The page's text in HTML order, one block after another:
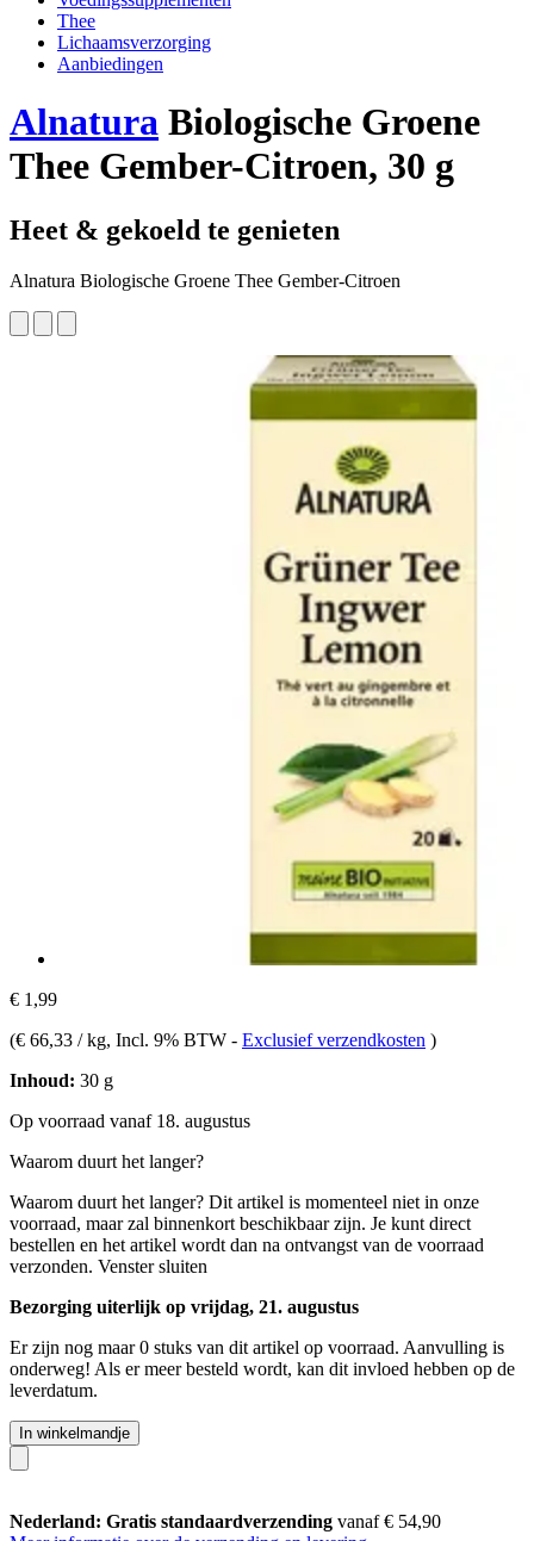
Thee
Lichaamsverzorging
Aanbiedingen
Alnatura Biologische Groene
Thee Gember-Citroen, 30 g
Heet & gekoeld te genieten
Alnatura Biologische Groene Thee Gember-Citroen
€ 1,99
(€ 66,33 / kg, Incl. 9% BTW - Exclusief verzendkosten )
Inhoud: 30 g
Op voorraad vanaf 18. augustus
Waarom duurt het langer?
Waarom duurt het langer? Dit artikel is momenteel niet in onze
voorraad, maar zal binnenkort beschikbaar zijn. Je kunt direct
bestellen en het artikel wordt dan na ontvangst van de voorraad
verzonden. Venster sluiten
Bezorging uiterlijk op vrijdag, 21. augustus
Er zijn nog maar 0 stuks van dit artikel op voorraad. Aanvulling is
onderweg! Als er meer besteld wordt, kan dit invloed hebben op de
leverdatum.
In winkelmandje
Nederland: Gratis standaardverzending vanaf € 54,90